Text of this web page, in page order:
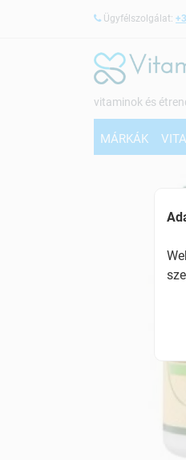
Ügyfélszolgálat:
vitaminok és
MÁRKÁK